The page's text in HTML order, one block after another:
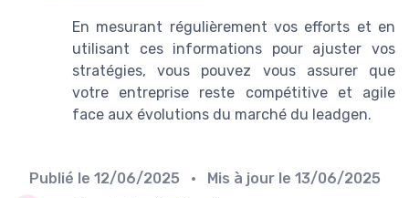
En mesurant régulièrement vos efforts et en
utilisant ces informations pour ajuster vos
stratégies, vous pouvez vous assurer que
votre entreprise reste compétitive et agile
face aux évolutions du marché du leadgen.
Publié le 12/06/2025 • Mis à jour le 13/06/2025